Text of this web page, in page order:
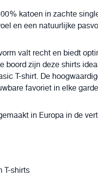
katoen in zachte
en een natuurlijke
valt recht en biedt
boordzijn deze shirts
T-shirt. De
favoriet in elke
in Europa in de
T-shirts